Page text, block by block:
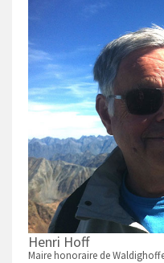
Henri Hoff
Maire honoraire de